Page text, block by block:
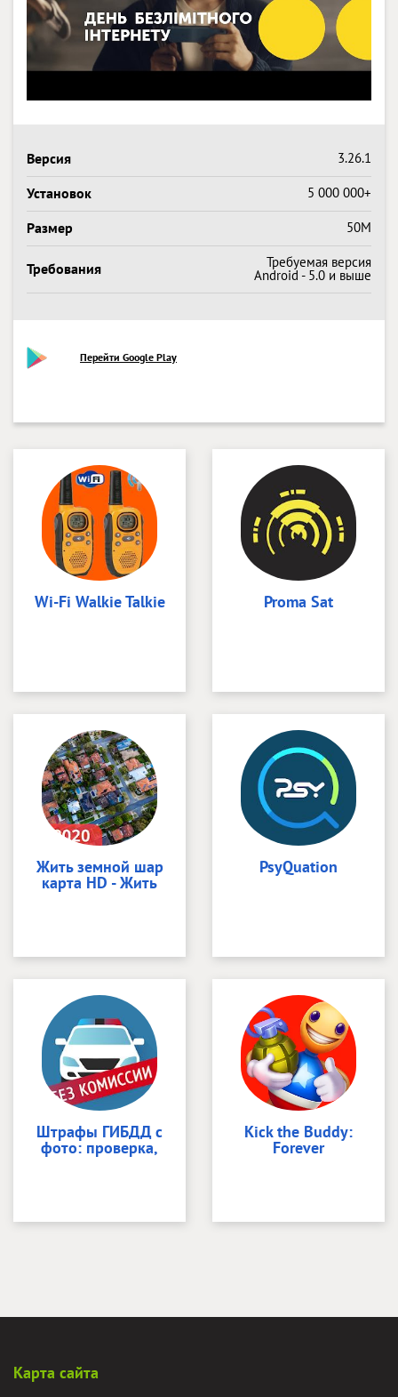
Версия 3.26.1
Установок 5 000 000+
Размер 50M
Требования Требуемая версия
Android - 5.0 и выше
Перейти Google Play
Wi-Fi Walkie Talkie Proma Sat
Жить земной шар
карта HD - Жить
PsyQuation
Штрафы ГИБДД с
фото: проверка,
Kick the Buddy:
Forever
Карта сайта